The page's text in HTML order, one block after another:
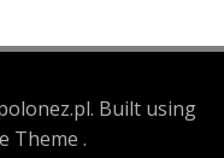
Built using
Theme .